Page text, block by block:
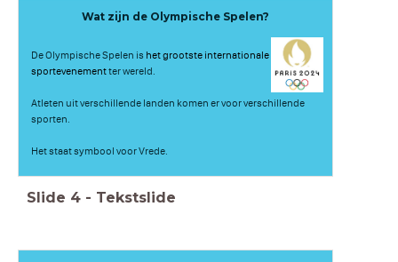
Wat zijn de Olympische Spelen?
De Olympische Spelen is het grootste internationale
sportevenementter wereld.
Atleten uit verschillende landen komen er voor verschillende
sporten.
Het staat symbool voor Vrede.
Slide 4 - Tekstslide